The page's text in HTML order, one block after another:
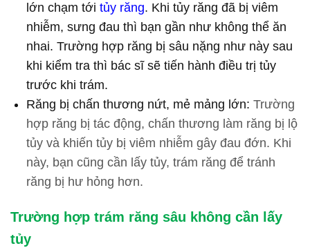
lớn chạm tới tủy răng. Khi tủy răng đã bị viêm
nhiễm, sưng đau thì bạn gần như không thể ăn
nhai. Trường hợp răng bị sâu nặng như này sau
khi kiểm tra thì bác sĩ sẽ tiến hành điều trị tủy
trước khi trám.
Răng bị chấn thương nứt, mẻ mảng lớn:Trường
hợp răng bị tác động, chấn thương làm răng bị lộ
tủy và khiến tủy bị viêm nhiễm gây đau đớn. Khi
này, bạn cũng cần lấy tủy, trám răng để tránh
răng bị hư hỏng hơn.
Trường hợp trám răng sâu không cần lấy
tủy